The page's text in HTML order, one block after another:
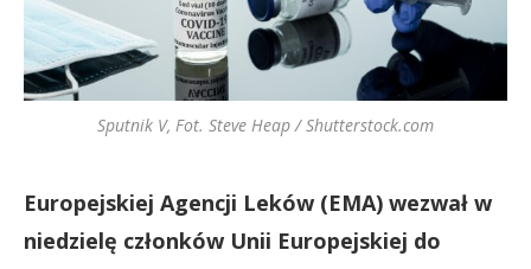
Sputnik V, Fot. Steve Heap / Shutterstock.com
Europejskiej Agencji Leków (EMA) wezwał w
niedzielę członków Unii Europejskiej do